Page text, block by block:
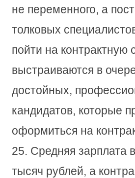
не переменного, а
толковых
пойти на контрактную
выстраиваются в
достойных,
кандидатов, которые
оформиться на
25. Средняя зарплата
тысяч рублей, а